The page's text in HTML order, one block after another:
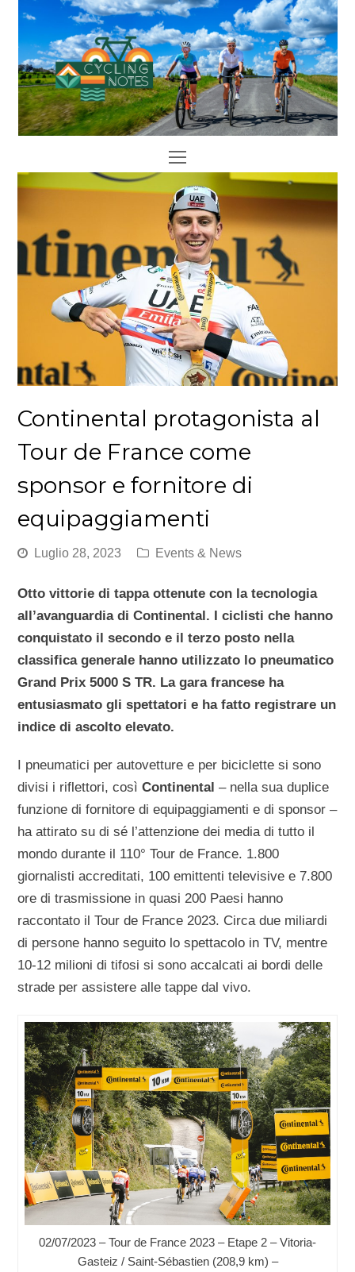
Open
Mobile
Menu
Continental protagonista al
Tour de France come
sponsor e fornitore di
equipaggiamenti
Luglio 28, 2023 Events & News
Otto vittorie di tappa ottenute con la tecnologia
all’avanguardia di Continental. I ciclisti che hanno
conquistato il secondo e il terzo posto nella
classifica generale hanno utilizzato lo pneumatico
Grand Prix 5000 S TR. La gara francese ha
entusiasmato gli spettatori e ha fatto registrare un
indice di ascolto elevato.
I pneumatici per autovetture e per biciclette si sono
divisi i riflettori, cosìContinental – nella sua duplice
funzione di fornitore di equipaggiamenti e di sponsor –
ha attirato su di sé l’attenzione dei media di tutto il
mondo durante il 110° Tour de France. 1.800
giornalisti accreditati, 100 emittenti televisive e 7.800
ore di trasmissione in quasi 200 Paesi hanno
raccontato il Tour de France 2023. Circa due miliardi
di persone hanno seguito lo spettacolo in TV, mentre
10-12 milioni di tifosi si sono accalcati ai bordi delle
strade per assistere alle tappe dal vivo.
02/07/2023 – Tour de France 2023 – Etape 2 – Vitoria-
Gasteiz / Saint-Sébastien (208,9 km) –